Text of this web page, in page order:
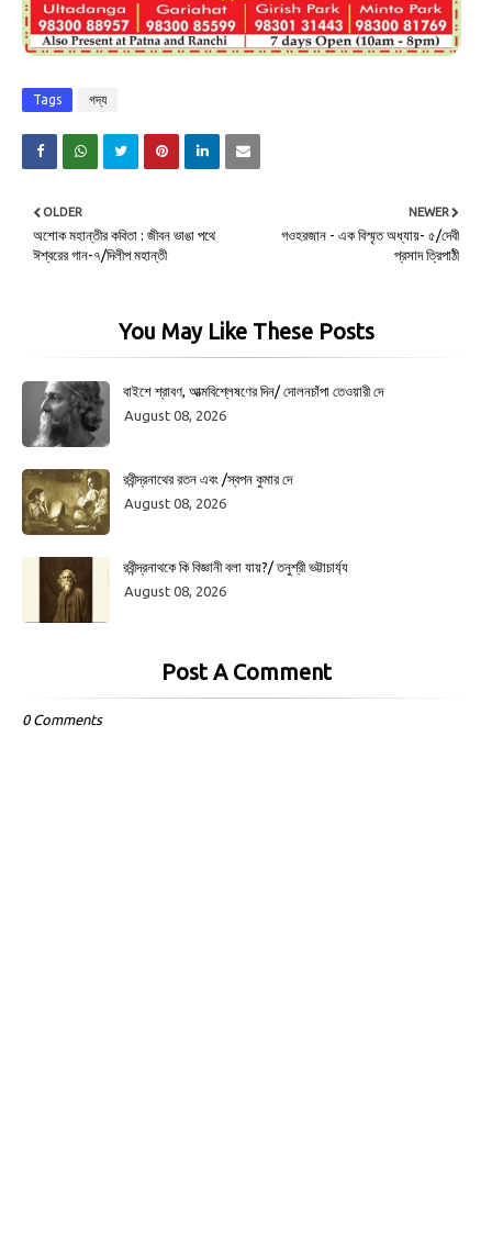
Tags গদ্য
NEWER
গওহরজান - এক বিস্মৃত অধ্যায়- ৫/দেবী
প্রসাদ ত্রিপাঠী
OLDER
অশোক মহান্তীর কবিতা : জীবন ভাঙা পথে
ঈশ্বরের গান-৭/দিলীপ মহান্তী
You May Like These Posts
বাইশে শ্রাবণ, আত্মবিশ্লেষণের দিন/ দোলনচাঁপা তেওয়ারী দে
August 08, 2026
রবীন্দ্রনাথের রতন এবং /স্বপন কুমার দে
August 08, 2026
রবীন্দ্রনাথকে কি বিজ্ঞানী বলা যায়?/ তনুশ্রী ভট্টাচার্য্য
August 08, 2026
Post A Comment
0 Comments